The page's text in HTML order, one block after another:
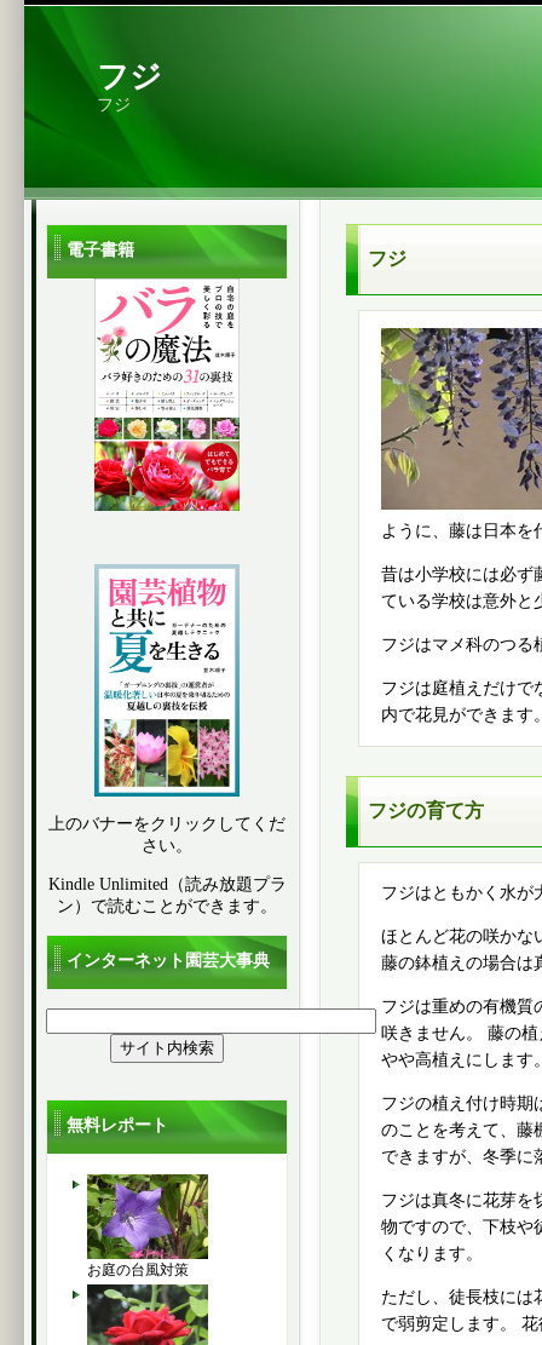
フジ
フジ
フジ
ように、藤は日本を
昔は小学校には必ず
ている学校は意外と
フジはマメ科のつる
フジは庭植えだけで
内で花見ができます
フジの育て方
フジはともかく水が
ほとんど花の咲かな
藤の鉢植えの場合は
フジは重めの有機質
咲きません。 藤の
やや高植えにします
フジの植え付け時期
のことを考えて、藤
できますが、冬季に
フジは真冬に花芽を
物ですので、下枝や
くなります。
ただし、徒長枝には
で弱剪定します。
電子書籍
上のバナーをクリックしてくだ
さい。
Kindle Unlimited（読み放題プラ
ン）で読むことができます。
インターネット園芸大事典
無料レポート
お庭の台風対策